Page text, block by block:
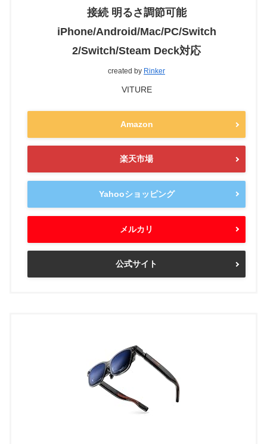
接続 明るさ調節可能
iPhone/Android/Mac/PC/Switch
2/Switch/Steam Deck対応
created by Rinker
VITURE
Amazon
楽天市場
Yahooショッピング
メルカリ
公式サイト